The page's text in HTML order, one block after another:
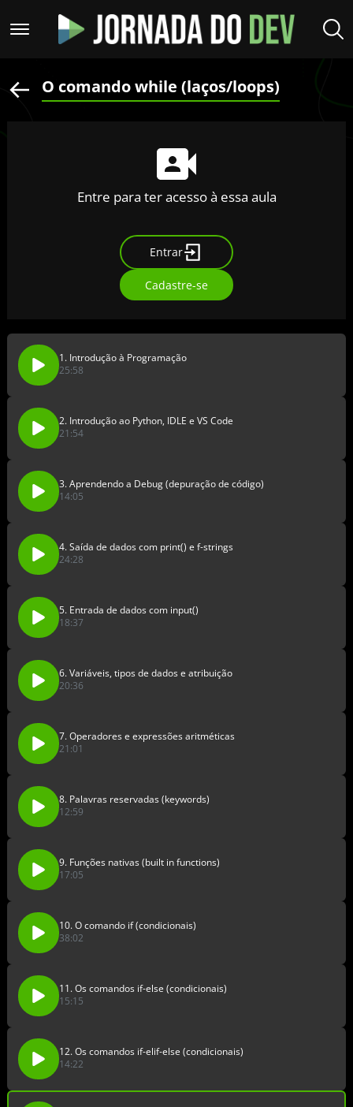
O comando while (laços/loops)
Entre para ter acesso à essa aula
Entrar
Cadastre-se
1. Introdução à Programação
25:58
2. Introdução ao Python, IDLE e VS Code
21:54
3. Aprendendo a Debug (depuração de código)
14:05
4. Saída de dados com print() e f-strings
24:28
5. Entrada de dados com input()
18:37
6. Variáveis, tipos de dados e atribuição
20:36
7. Operadores e expressões aritméticas
21:01
8. Palavras reservadas (keywords)
12:59
9. Funções nativas (built in functions)
17:05
10. O comando if (condicionais)
38:02
11. Os comandos if-else (condicionais)
15:15
12. Os comandos if-elif-else (condicionais)
14:22